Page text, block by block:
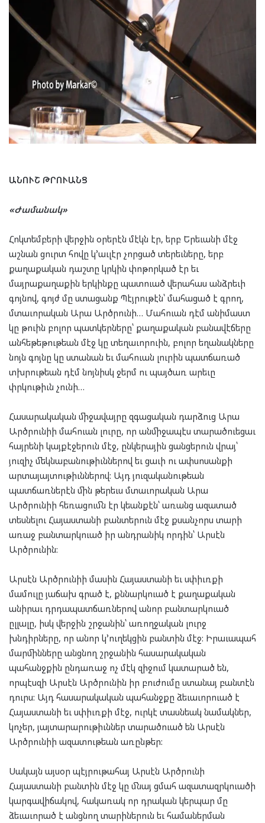
ԱՆՈՒՇ ԹՐՈՒԱՆՑ
«Ժամանակ»
Հոկտեմբերի վերջին օրերէն մէկն էր, երբ Երեւանի մէջ
աշնան ցուրտ հովը կ՚աւլէր չորցած տերեւները, երբ
քաղաքական դաշտը կրկին փոթորկած էր եւ
մայրաքաղաքին երկինքը պատուած վերահաս անձրեւի
գոյնով, գոյժ մը ստացանք Պէյրութէն՝ մահացած է գրող,
մտաւորական Արա Արծրունի… Մահուան դէմ անիմաստ
կը թուին բոլոր պատկերները՝ քաղաքական բանավէճերը
անհեթեթութեան մէջ կը տեղաւորուին, բոլոր եղանակները
նոյն գոյնը կը ստանան եւ մահուան լուրին պատճառած
տխրութեան դէմ նոյնիսկ ջերմ ու պայծառ արեւը
փրկութիւն չունի…
Հասարակական միջավայրը զգացական դարձուց Արա
Արծրունիի մահուան լուրը, որ անմիջապէս տարածուեցաւ
հայրենի կայքէջերուն մէջ, ընկերային ցանցերուն վրայ՝
յուզիչ մեկնաբանութիւններով եւ ցաւի ու ափսոսանքի
արտայայտութիւններով: Այդ յուզականութեան
պատճառներէն մին թերեւս մտաւորական Արա
Արծրունիի հեռացումն էր կեանքէն՝ առանց ազատած
տեսնելու Հայաստանի բանտերուն մէջ քսանչորս տարի
առաջ բանտարկուած իր անդրանիկ որդին՝ Արսէն
Արծրունին:
Արսէն Արծրունիի մասին Հայաստանի եւ սփիւռքի
մամուլը յաճախ գրած է, քննարկուած է քաղաքական
անիրաւ դրդապատճառներով անոր բանտարկուած
ըլլալը, իսկ վերջին շրջանին՝ առողջական լուրջ
խնդիրները, որ անոր կ՚ուղեկցին բանտին մէջ: Իրաւապահ
մարմինները անցնող շրջանին հասարակական
պահանջքին ընդառաջ ոչ մէկ զիջում կատարած են,
որպէսզի Արսէն Արծրունին իր բուժումը ստանայ բանտէն
դուրս: Այդ հասարակական պահանջքը ձեւաւորուած է
Հայաստանի եւ սփիւռքի մէջ, ուրկէ տասնեակ նամակներ,
կոչեր, յայտարարութիւններ տարածուած են Արսէն
Արծրունիի ազատութեան առընթեր:
Սակայն այսօր պէյրութահայ Արսէն Արծրունի
Հայաստանի բանտին մէջ կը մնայ ցմահ ազատազրկուածի
կարգավիճակով, հակառակ որ դրական կերպար մը
ձեւաւորած է անցնող տարիներուն եւ համաներման